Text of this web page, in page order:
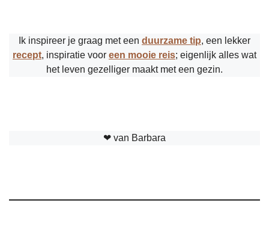
Ik inspireer je graag met een duurzame tip, een lekker
recept, inspiratie voor een mooie reis; eigenlijk alles wat
het leven gezelliger maakt met een gezin.
❤︎ van Barbara